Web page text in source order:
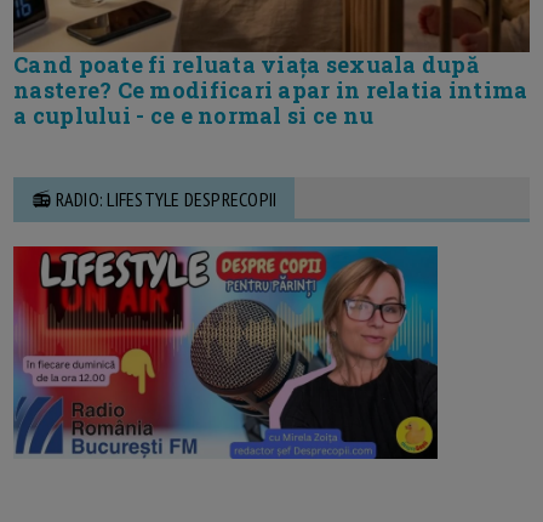
Cand poate fi reluata viața sexuala după
nastere? Ce modificari apar in relatia intima
a cuplului - ce e normal si ce nu
📻 RADIO: LIFESTYLE DESPRECOPII